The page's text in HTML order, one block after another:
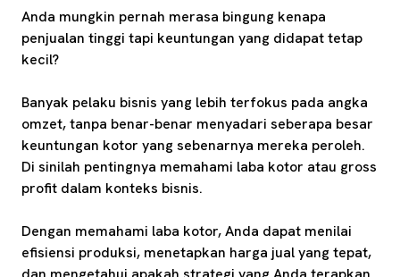
Anda mungkin pernah merasa bingung kenapa
penjualan tinggi tapi keuntungan yang didapat tetap
kecil?
Banyak pelaku bisnis yang lebih terfokus pada angka
omzet, tanpa benar-benar menyadari seberapa besar
keuntungan kotor yang sebenarnya mereka peroleh.
Di sinilah pentingnya memahami laba kotor atau gross
profit dalam konteks bisnis.
Dengan memahami laba kotor, Anda dapat menilai
efisiensi produksi, menetapkan harga jual yang tepat,